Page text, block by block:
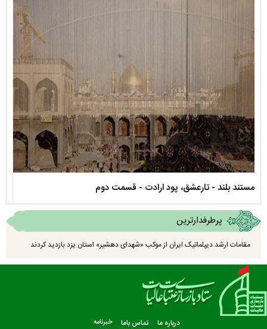
نماهنگ صحن حضرت زهرا سلام الله علیها
پرطرفدارترین
مقامات ارشد دیپلماتیک ایران از موکب «شهدای دهشیر» استان یزد بازدید کردند
درباره ما تماس باما خبرنامه